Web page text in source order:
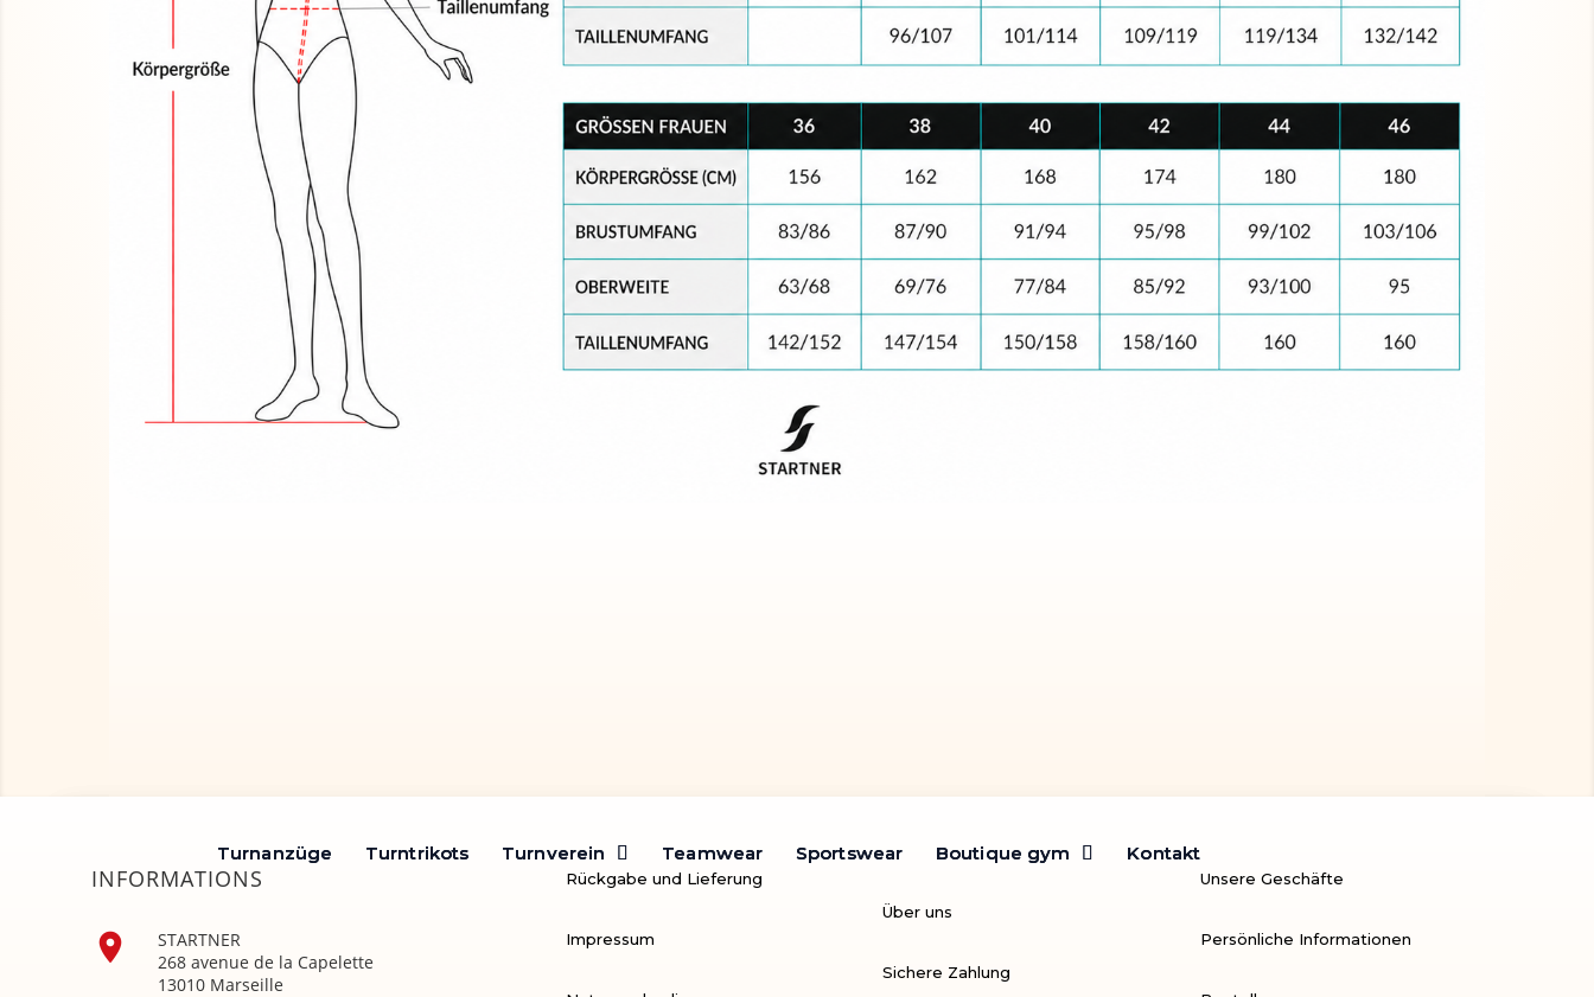
Turnanzüge Turntrikots Turnverein Teamwear Sportswear Boutique gym Kontakt
Turnanzüge Turntrikots Turnverein Teamwear Sportswear Boutique gym Kontakt
INFORMATIONS

STARTNER
268 avenue de la Capelette
13010 Marseille
Rückgabe und Lieferung
Impressum
Über uns
Sichere Zahlung
Unsere Geschäfte
Persönliche Informationen